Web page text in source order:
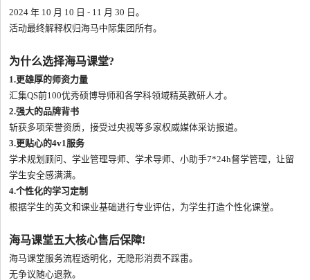
2024 年 10 月 10 日 - 11 月 30 日。
活动最终解释权归海马中际集团所有。
为什么选择海马课堂?
1.更雄厚的师资力量
汇集QS前100优秀硕博导师和各学科领域精英教研人才。
2.强大的品牌背书
斩获多项荣誉资质，接受过央视等多家权威媒体采访报道。
3.更贴心的4v1服务
学术规划顾问、学业管理导师、学术导师、小助手7*24h督学管理，让留
学生安全感满满。
4.个性化的学习定制
根据学生的英文和课业基础进行专业评估，为学生打造个性化课堂。
海马课堂五大核心售后保障!
海马课堂服务流程透明化，无隐形消费不踩雷。
无争议随心退款。